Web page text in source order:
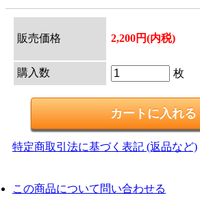
販売価格 2,200円(内税)
購入数 枚
特定商取引法に基づく表記 (返品など)
この商品について問い合わせる